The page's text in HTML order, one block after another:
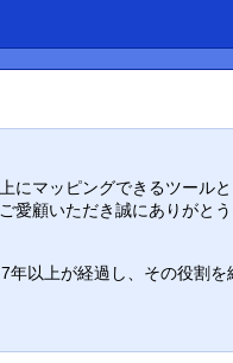
マッピングできるツール
顧いただき誠にありがとう
以上が経過し、その役割